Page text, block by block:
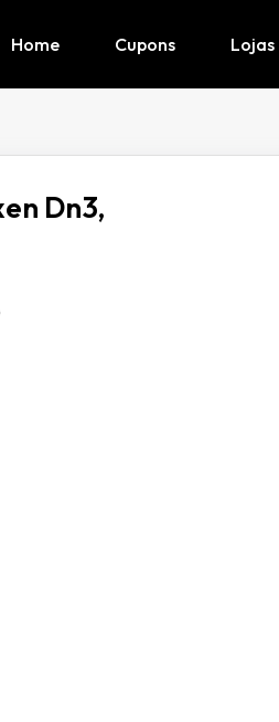
Home Cupons Lojas
Dn3,